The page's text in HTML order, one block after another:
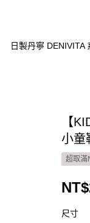
日製丹寧 DENIVITA
【
小童
超取滿
尺寸